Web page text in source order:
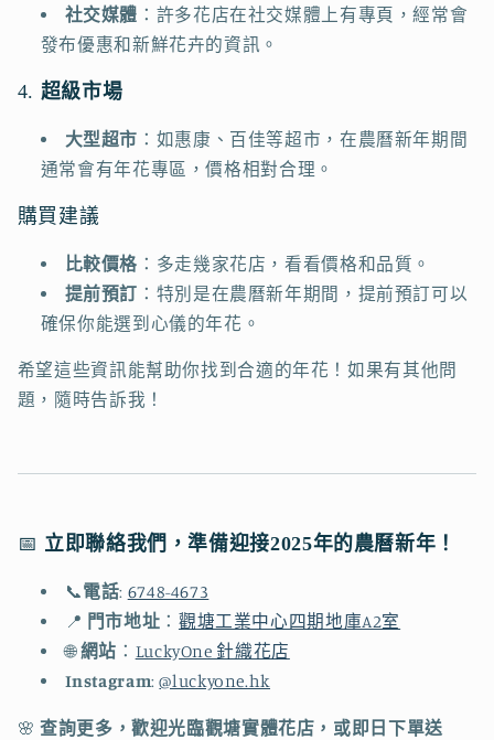
社交媒體 ：許多花店在社交媒體上有專頁，經常會
發布優惠和新鮮花卉的資訊。
4. 超級市場
大型超市 ：如惠康、百佳等超市，在農曆新年期間
通常會有年花專區，價格相對合理。
購買建議
比較價格 ：多走幾家花店，看看價格和品質。
提前預訂 ：特別是在農曆新年期間，提前預訂可以
確保你能選到心儀的年花。
希望這些資訊能幫助你找到合適的年花！如果有其他問
題，隨時告訴我！
📅 立即聯絡我們 ，準備迎接2025年的農曆新年！
📞電話: 6748-4673
📍 門市地址 ： 觀塘工業中心四期地庫A2室
🌐網站 ： LuckyOne 針織花店
Instagram: @luckyone.hk
🌸 查詢更多，歡迎光臨觀塘實體花店，或即日下單送